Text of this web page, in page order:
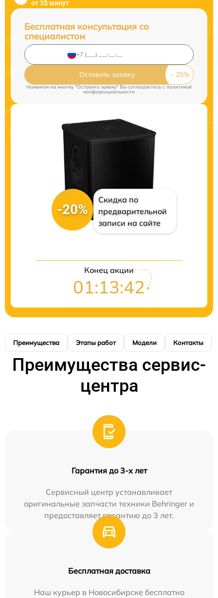
от 35 минут
Бесплатная консультация со
специалистом
Оставить заявку
Нажимая на кнопку "Оставить заявку" Вы соглашаетесь cполитикой
конфиденциальности
-20%
Скидка по
предварительной
записи на сайте
Конец акции
01:13:41
Преимущества Этапы работ Модели Контакты
Преимущества сервис-
центра
Гарантия до 3-х лет
Сервисный центр устанавливает
оригинальные запчасти техники Behringer и
предоставляет гарантию до 3 лет.
Бесплатная доставка
Наш курьер в Новосибирске бесплатно